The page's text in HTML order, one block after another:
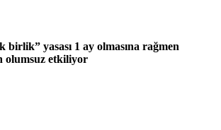
inkar etmenin sonu mürtetliktir!
birlik” yasası 1 ay olmasına rağmen